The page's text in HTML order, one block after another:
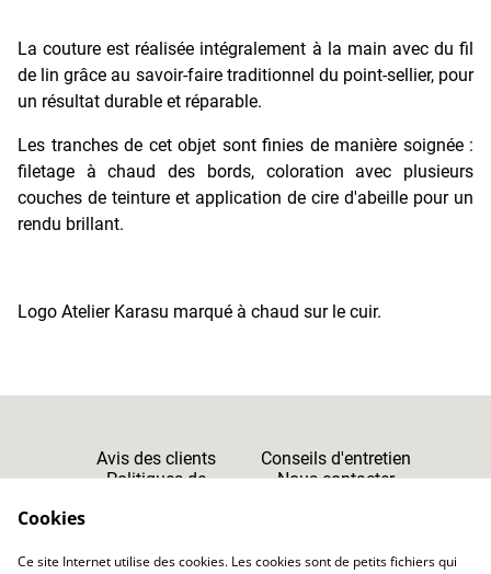
La couture est réalisée intégralement à la main avec du fil
de lin grâce au savoir-faire traditionnel du point-sellier, pour
un résultat durable et réparable.
Les tranches de cet objet sont finies de manière soignée :
filetage à chaud des bords, coloration avec plusieurs
couches de teinture et application de cire d'abeille pour un
rendu brillant.
Logo Atelier Karasu marqué à chaud sur le cuir.
Avis des clients
Conseils d'entretien
Politiques de
Nous contacter
Cookies
Ce site Internet utilise des cookies. Les cookies sont de petits fichiers qui